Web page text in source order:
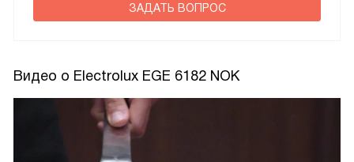
ЗАДАТЬ ВОПРОС
Видео о Electrolux EGE 6182 NOK